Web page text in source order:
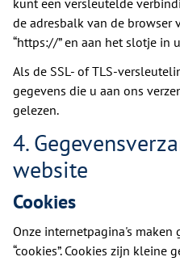
kunt een versleutelde
de adresbalk van de browser
“https://” en aan het slotje in
Als de SSL- of TLS-
gegevens die u aan ons
gelezen.
4.
website
Cookies
Onze internetpagina's maken
“cookies”. Cookies zijn kleine